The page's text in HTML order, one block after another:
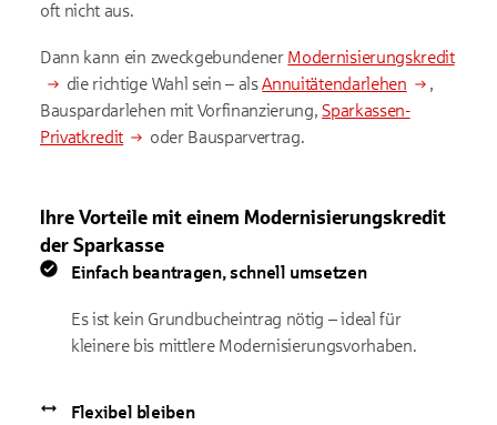
oft nicht aus.
Dann kann ein zweckgebundener Modernisierungskredit
die richtige Wahl sein – alsAnnuitätendarlehen
,
Bauspardarlehen mit Vorfinanzierung,Sparkassen-
Privatkredit
oder Bausparvertrag.
Ihre Vorteile mit einem Modernisierungskredit
der Sparkasse
Einfach beantragen, schnell umsetzen
Es ist kein Grundbucheintrag nötig – ideal für
kleinere bis mittlere Modernisierungsvorhaben.
Flexibel bleiben